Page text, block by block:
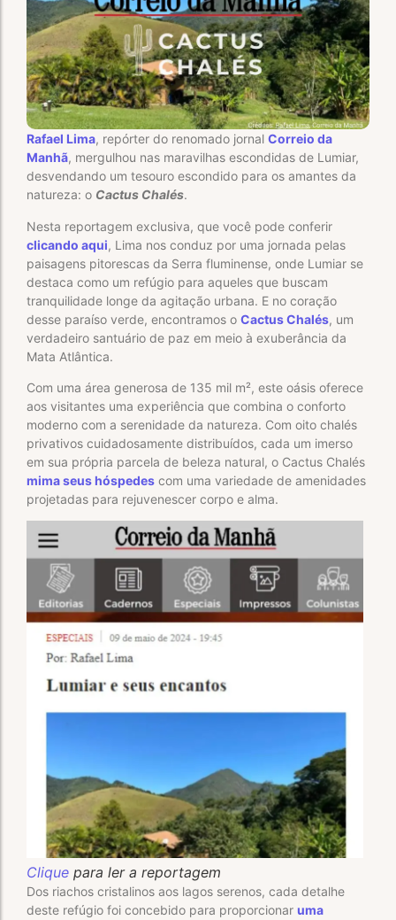
Rafael Lima, repórter do renomado jornal Correio da
Manhã, mergulhou nas maravilhas escondidas de Lumiar,
desvendando um tesouro escondido para os amantes da
natureza: o Cactus Chalés.
Nesta reportagem exclusiva, que você pode conferir
clicando aqui, Lima nos conduz por uma jornada pelas
paisagens pitorescas da Serra fluminense, onde Lumiar se
destaca como um refúgio para aqueles que buscam
tranquilidade longe da agitação urbana. E no coração
desse paraíso verde, encontramos o Cactus Chalés, um
verdadeiro santuário de paz em meio à exuberância da
Mata Atlântica.
Com uma área generosa de 135 mil m², este oásis oferece
aos visitantes uma experiência que combina o conforto
moderno com a serenidade da natureza. Com oito chalés
privativos cuidadosamente distribuídos, cada um imerso
em sua própria parcela de beleza natural, o Cactus Chalés
mima seus hóspedes com uma variedade de amenidades
projetadas para rejuvenescer corpo e alma.
Clique para ler a reportagem
Dos riachos cristalinos aos lagos serenos, cada detalhe
deste refúgio foi concebido para proporcionar uma